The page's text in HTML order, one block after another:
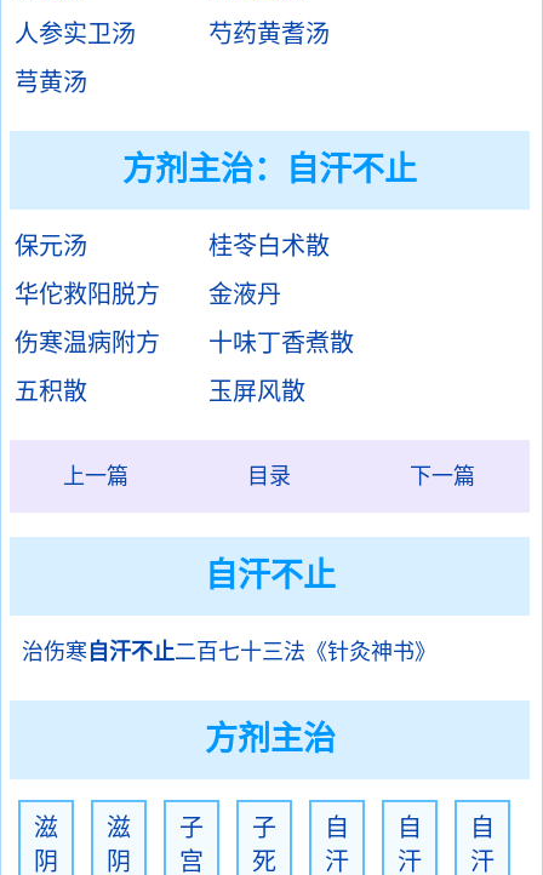
人参实卫汤
芍药黄耆汤
芎黄汤
方剂主治： 自汗不止
保元汤
桂苓白术散
华佗救阳脱方
金液丹
伤寒温病附方
十味丁香煮散
五积散
玉屏风散
上一篇 目录 下一篇
自汗不止
治伤寒 自汗不止二百七十三法《针灸神书》
方剂主治
滋
阴
滋
阴
子
宫
子
死
自
汗
自
汗
自
汗